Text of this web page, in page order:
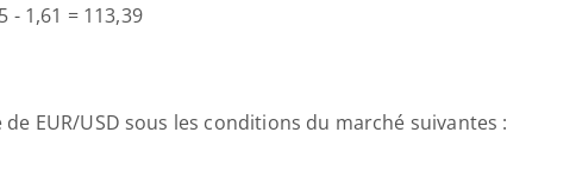
- 1,61 = 113,39
EUR/USD sous les conditions du marché suivantes :